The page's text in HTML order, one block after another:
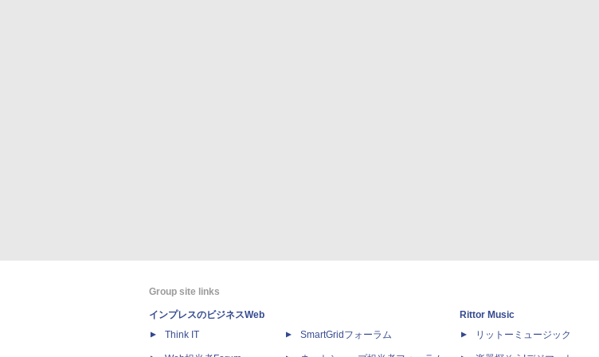
Group site links
インプレスのビジネスWeb
Think IT
SmartGridフォーラム
Rittor Music
リットーミュージック